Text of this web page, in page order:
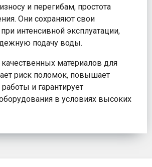
и перегибам, простота
Они сохраняют свои
интенсивной эксплуатации,
подачу воды.
материалов для
риск поломок, повышает
и гарантирует
в условиях высоких